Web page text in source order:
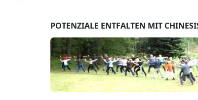
POTENZIALE ENTFALTEN MIT